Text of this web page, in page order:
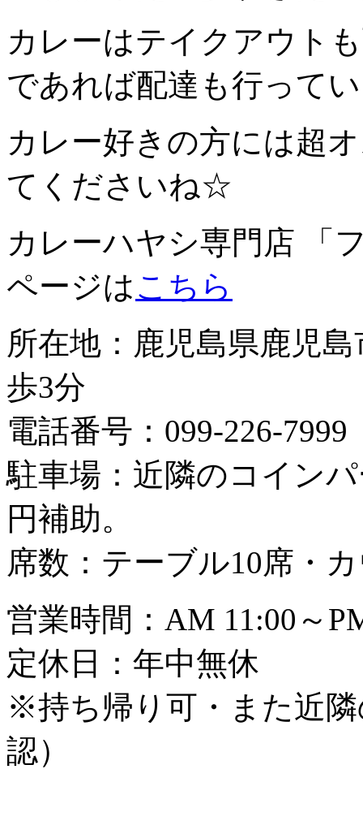
カレーはテイクアウト
であれば配達も行って
カレー好きの方には超
てくださいね☆
カレーハヤシ専門店 「
ページはこちら
所在地：鹿児島県鹿児
歩3分
電話番号：099-226-7999
駐車場：近隣のコイン
円補助。
席数：テーブル10席・
営業時間：AM 11:00～
定休日：年中無休
※持ち帰り可・また近
認）